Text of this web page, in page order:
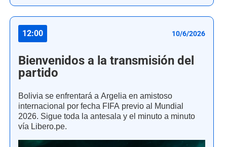
12:00 10/6/2026
Bienvenidos a la transmisión del
partido
Bolivia se enfrentará a Argelia en amistoso
internacional por fecha FIFA previo al Mundial
2026. Sigue toda la antesala y el minuto a minuto
vía Libero.pe.